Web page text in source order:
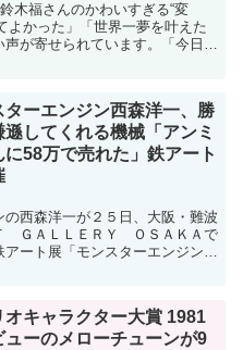
木福さんのかわいすぎる“変
よかった」「世界一夢を叶えた
が寄せられています。「今日の
ターエンジン西森洋一、勝
遜してくれる機械「アンミ
に58万で売れた」鉄アート
西森洋一が２５日、大阪・難波
ＧＡＬＬＥＲＹ ＯＳＡＫＡで
ート展「モンスターエンジン西
オキャラクター大賞 1981
ューのメローチューンが9